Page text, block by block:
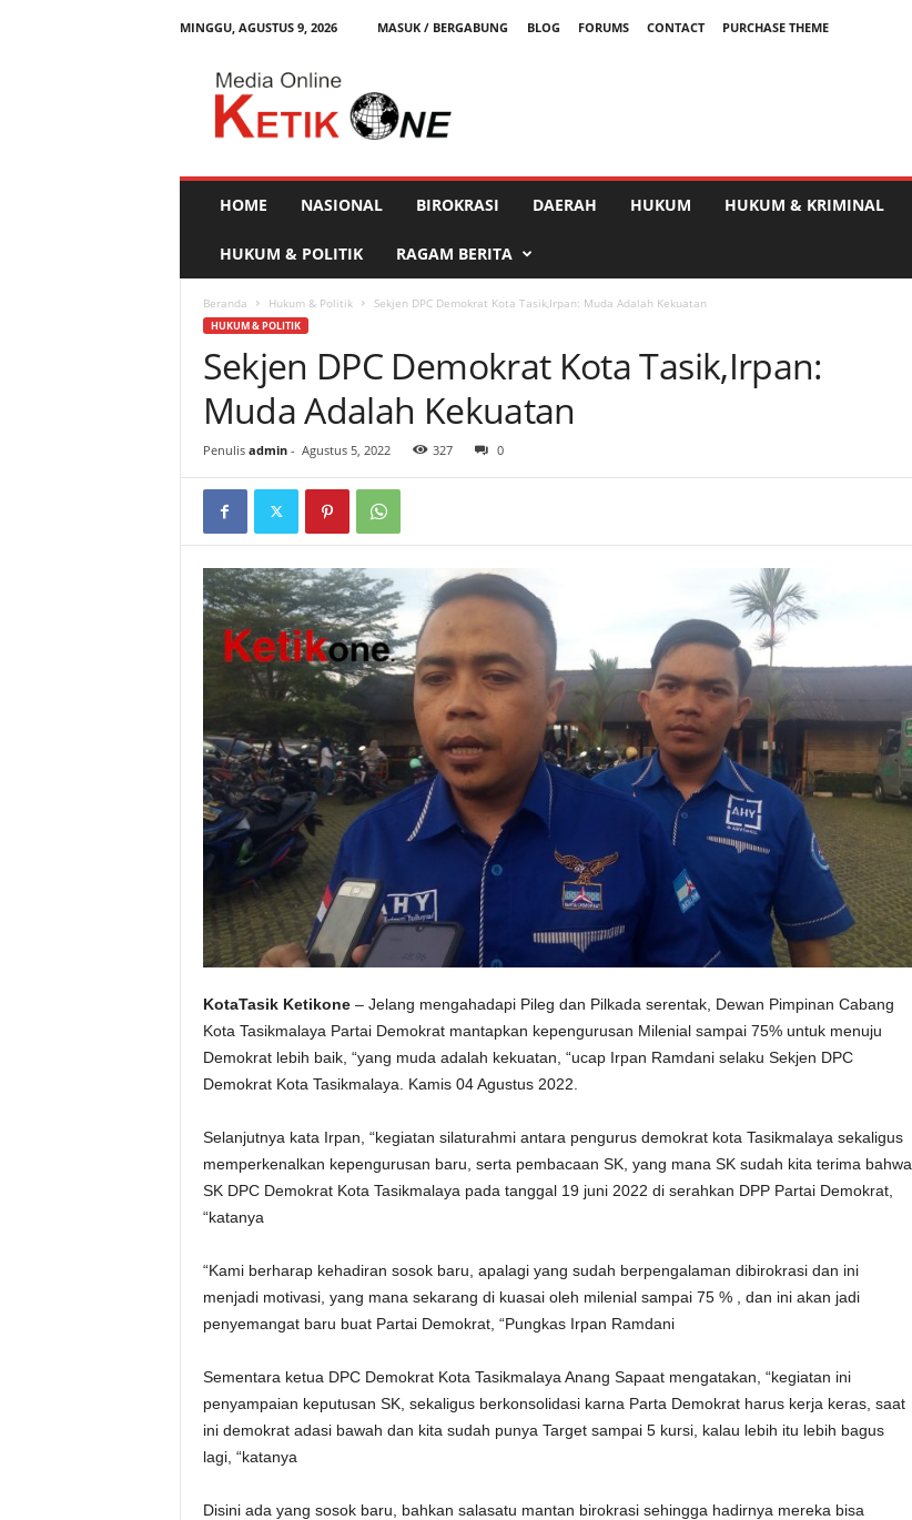
MINGGU, AGUSTUS 9, 2026 MASUK / BERGABUNG BLOG FORUMS CONTACT
PURCHASE THEME
HOME NASIONAL BIROKRASI DAERAH HUKUM HUKUM & KRIMINAL
HUKUM & POLITIK RAGAM BERITA
Beranda Hukum & Politik Sekjen DPC Demokrat Kota Tasik,Irpan: Muda Adalah Kekuatan
HUKUM & POLITIK
Sekjen DPC Demokrat Kota Tasik,Irpan:
Muda Adalah Kekuatan
Penulis admin- Agustus 5, 2022 327 0
KotaTasik Ketikone– Jelang mengahadapi Pileg dan Pilkada serentak, Dewan Pimpinan Cabang
Kota Tasikmalaya Partai Demokrat mantapkan kepengurusan Milenial sampai 75% untuk menuju
Demokrat lebih baik, “yang muda adalah kekuatan, “ucap Irpan Ramdani selaku Sekjen DPC
Demokrat Kota Tasikmalaya. Kamis 04 Agustus 2022.
Selanjutnya kata Irpan, “kegiatan silaturahmi antara pengurus demokrat kota Tasikmalaya sekaligus
memperkenalkan kepengurusan baru, serta pembacaan SK, yang mana SK sudah kita terima bahwa
SK DPC Demokrat Kota Tasikmalaya pada tanggal 19 juni 2022 di serahkan DPP Partai Demokrat,
“katanya
“Kami berharap kehadiran sosok baru, apalagi yang sudah berpengalaman dibirokrasi dan ini
menjadi motivasi, yang mana sekarang di kuasai oleh milenial sampai 75 % , dan ini akan jadi
penyemangat baru buat Partai Demokrat, “Pungkas Irpan Ramdani
Sementara ketua DPC Demokrat Kota Tasikmalaya Anang Sapaat mengatakan, “kegiatan ini
penyampaian keputusan SK, sekaligus berkonsolidasi karna Parta Demokrat harus kerja keras, saat
ini demokrat adasi bawah dan kita sudah punya Target sampai 5 kursi, kalau lebih itu lebih bagus
lagi, “katanya
Disini ada yang sosok baru, bahkan salasatu mantan birokrasi sehingga hadirnya mereka bisa